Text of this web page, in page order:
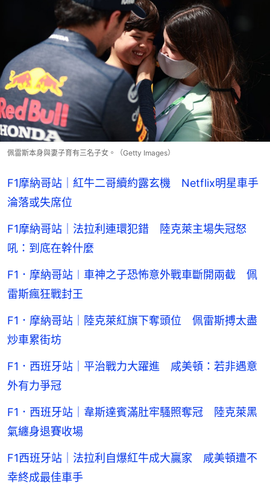
佩雷斯本身與妻子育有三名子女。（Getty Images）
F1摩納哥站｜紅牛二哥續約露玄機 Netflix明星車手
淪落或失席位
F1摩納哥站｜法拉利連環犯錯 陸克萊主場失冠怒
吼：到底在幹什麼
F1．摩納哥站︱車神之子恐怖意外戰車斷開兩截 佩
雷斯瘋狂戰封王
F1．摩納哥站｜陸克萊紅旗下奪頭位 佩雷斯搏太盡
炒車累街坊
F1．西班牙站｜平治戰力大躍進 咸美頓：若非遇意
外有力爭冠
F1．西班牙站｜韋斯達賓滿肚牢騷照奪冠 陸克萊黑
氣纏身退賽收場
F1西班牙站｜法拉利自爆紅牛成大贏家 咸美頓遭不
幸終成最佳車手